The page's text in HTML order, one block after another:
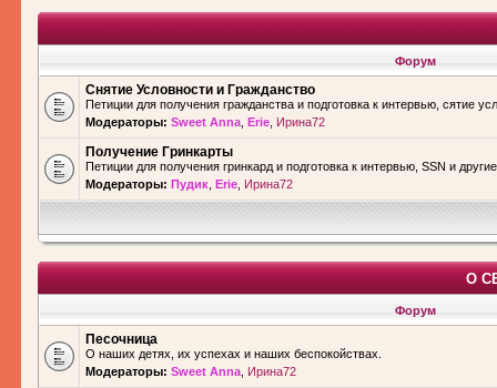
Форум
Снятие Условности и Гражданство
Петиции для получения гражданства и подготовка к интервью, сятие
Модераторы: Sweet Anna Erie Ирина72
Получение Гринкарты
Петиции для получения гринкард и подготовка к интервью, SSN и
Модераторы: Пудик Erie Ирина72
О
Форум
Песочница
О наших детях, их успехах и наших беспокойствах.
Модераторы: Sweet Anna Ирина72